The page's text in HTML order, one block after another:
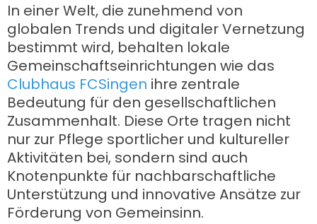
In einer Welt, die zunehmend von
globalen Trends und digitaler Vernetzung
bestimmt wird, behalten lokale
Gemeinschaftseinrichtungen wie das
Clubhaus FCSingen ihre zentrale
Bedeutung für den gesellschaftlichen
Zusammenhalt. Diese Orte tragen nicht
nur zur Pflege sportlicher und kultureller
Aktivitäten bei, sondern sind auch
Knotenpunkte für nachbarschaftliche
Unterstützung und innovative Ansätze zur
Förderung von Gemeinsinn.